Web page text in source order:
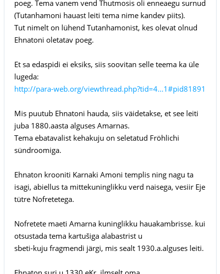
poeg. Tema vanem vend Thutmosis oli enneaegu surnud
(Tutanhamoni hauast leiti tema nime kandev piits).
Tut nimelt on lühend Tutanhamonist, kes olevat olnud
Ehnatoni oletatav poeg.
Et sa edaspidi ei eksiks, siis soovitan selle teema ka üle
lugeda:
http://para-web.org/viewthread.php?tid=4...1#pid81891
Mis puutub Ehnatoni hauda, siis väidetakse, et see leiti
juba 1880.aasta alguses Amarnas.
Tema ebatavalist kehakuju on seletatud Fröhlichi
sündroomiga.
Ehnaton krooniti Karnaki Amoni templis ning nagu ta
isagi, abiellus ta mittekuninglikku verd naisega, vesiir Eje
tütre Nofretetega.
Nofretete maeti Amarna kuninglikku hauakambrisse. kui
otsustada tema kartušiga alabastrist u
sbeti-kuju fragmendi järgi, mis sealt 1930.a.alguses leiti.